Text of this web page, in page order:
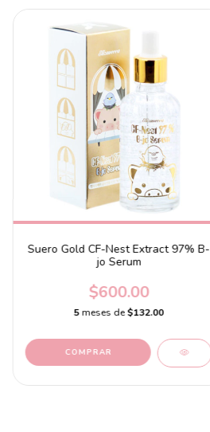
Suero Gold CF-Nest Extract 97% B-
jo Serum
$600.00
5meses de$132.00